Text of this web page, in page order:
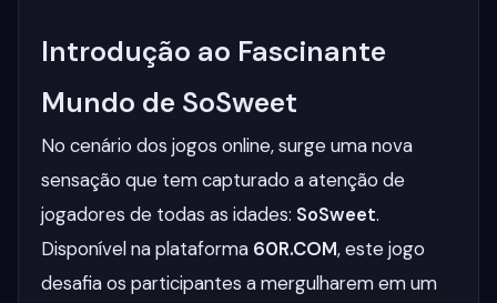
Introdução ao Fascinante
Mundo de SoSweet
No cenário dos jogos online, surge uma nova
sensação que tem capturado a atenção de
jogadores de todas as idades: SoSweet.
Disponível na plataforma 60R.COM, este jogo
desafia os participantes a mergulharem em um